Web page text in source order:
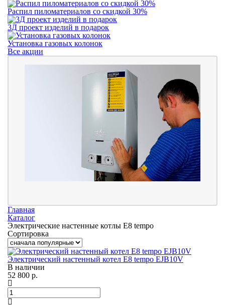
Распил пиломатериалов со скидкой 30%
3Д проект изделий в подарок
Установка газовых колонок
Все акции
Главная
Каталог
Электрические настенные котлы E8 tempo
Сортировка
Электрический настенный котел E8 tempo EJB10V
В наличии
52 800 р.